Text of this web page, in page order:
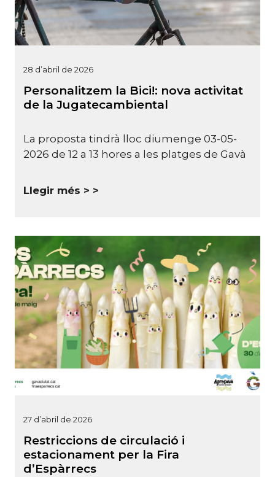
28 d’abril de 2026
Personalitzem la Bici!: nova activitat
de la Jugatecambiental
La proposta tindrà lloc diumenge 03-05-
2026 de 12 a 13 hores a les platges de Gavà
Llegir més >
27 d’abril de 2026
Restriccions de circulació i
estacionament per la Fira
d’Espàrrecs